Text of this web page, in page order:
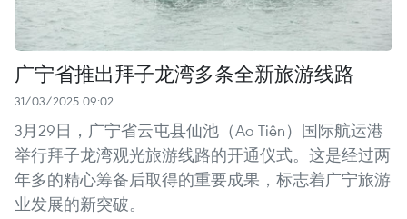
广宁省推出拜子龙湾多条全新旅游线路
31/03/2025 09:02
3月29日，广宁省云屯县仙池（Ao Tiên）国际航运港
举行拜子龙湾观光旅游线路的开通仪式。这是经过两
年多的精心筹备后取得的重要成果，标志着广宁旅游
业发展的新突破。